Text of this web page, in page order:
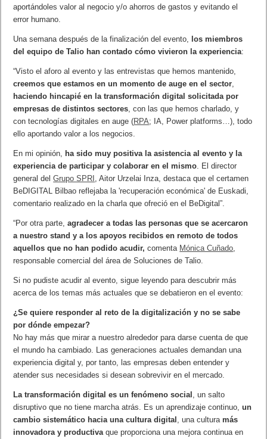
aportándoles valor al negocio y/o ahorros de gastos y evitando el
error humano.
Una semana después de la finalización del evento, los miembros
del equipo de Talio han contado cómo vivieron la experiencia:
“Visto el aforo al evento y las entrevistas que hemos mantenido,
creemos que estamos en un momento de auge en el sector
haciendo hincapié en la transformación digital solicitada por
empresas de distintos sectores , con las que hemos charlado, y
con tecnologías digitales en auge (RPA; IA, Power platforms…), todo
ello aportando valor a los negocios.
En mi opinión, ha sido muy positiva la asistencia al evento y la
experiencia de participar y colaborar en el mismo . El director
general delGrupo SPRI , Aitor Urzelai Inza, destaca que el certamen
BeDIGITAL Bilbao reflejaba la 'recuperación económica' de Euskadi,
comentario realizado en la charla que ofreció en el BeDigital”.
“Por otra parte,agradecer a todas las personas que se acercaron
a nuestro stand y a los apoyos recibidos en remoto de todos
aquellos que no han podido acudir, comenta Mónica Cuñado
responsable comercial del área de Soluciones de Talio.
Si no pudiste acudir al evento, sigue leyendo para descubrir más
acerca de los temas más actuales que se debatieron en el evento:
¿Se quiere responder al reto de la digitalización y no se sabe
por dónde empezar?
No hay más que mirar a nuestro alrededor para darse cuenta de que
el mundo ha cambiado. Las generaciones actuales demandan una
experiencia digital y, por tanto, las empresas deben entender y
atender sus necesidades si desean sobrevivir en el mercado.
La transformación digital es un fenómeno social , un salto
disruptivo que no tiene marcha atrás. Es un aprendizaje continuo,un
cambio sistemático hacia una cultura digital , una culturamás
innovadora y productiva que proporciona una mejora continua en